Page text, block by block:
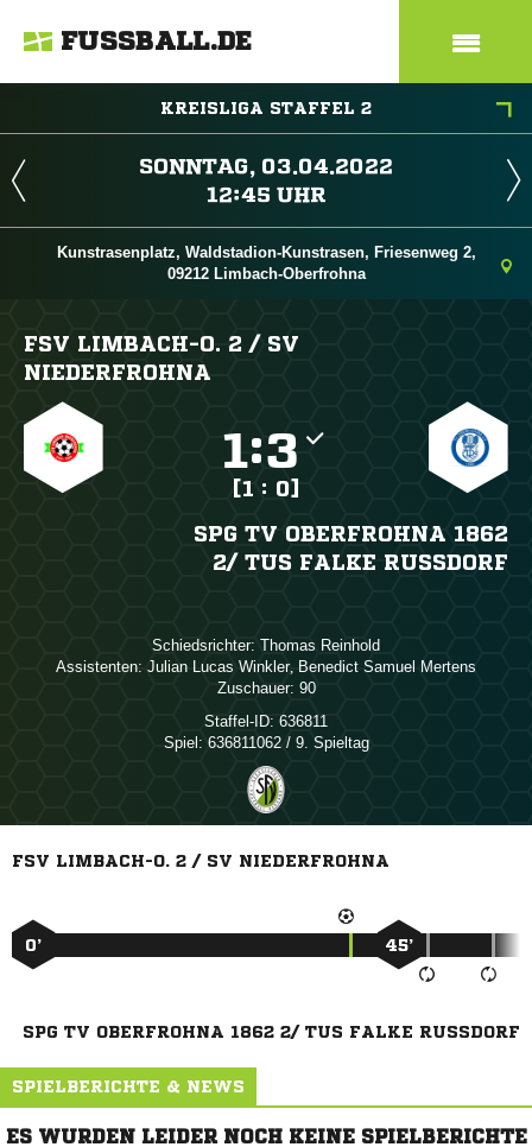
FUSSBALL.DE
KREISLIGA STAFFEL 2
 
 
Kunstrasenplatz, Waldstadion-Kunstrasen, Friesenweg 2,
09212 Limbach-Oberfrohna
FSV LIMBACH-O. 2 /​ SV
NIEDERFROHNA
:
[1 : 0]
SPG TV OBERFROHNA 1862
2/​ TUS FALKE RUSSDORF
Schiedsrichter:  
Assistenten:   ,   
Zuschauer: 90
Staffel-ID: 636811
Spiel: 636811062 / 9. Spieltag
FSV LIMBACH-O. 2 / SV NIEDERFROHNA
0’ 45’
SPG TV OBERFROHNA 1862 2/ TUS FALKE RUSSDORF
SPIELBERICHTE & NEWS
ES WURDEN LEIDER NOCH KEINE SPIELBERICHTE